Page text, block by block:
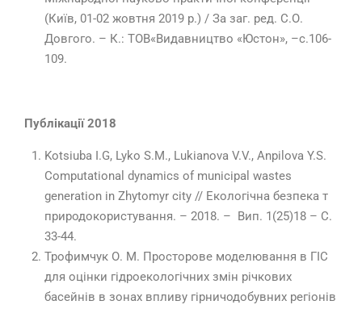
(Київ, 01-02 жовтня 2019 р.) / За заг. ред. С.О.
Довгого. – К.: ТОВ«Видавництво «Юстон», –с.106-
109.
Публікації 2018
Kotsіuba I.G, Lyko S.M., Lukianova V.V., Anpilova Y.S.
Сomputational dynamics of municipal wastes
generation in Zhytomyr city // Екологічна безпека т
природокористування. – 2018. – Вип. 1(25)18 – С.
33-44.
Трофимчук О. М. Просторове моделювання в ГІС
для оцінки гідроекологічних змін річкових
басейнів в зонах впливу гірничодобувних регіонів